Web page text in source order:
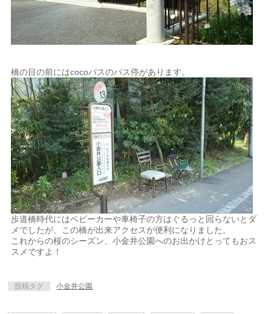
橋の目の前にはcocoバスのバス停があります。
歩道橋時代にはベビーカーや車椅子の方はぐるっと回らないとダ
メでしたが、この橋が出来アクセスが便利になりました。
これからの桜のシーズン、小金井公園へのお出かけとってもおス
スメですよ！
投稿タグ 小金井公園